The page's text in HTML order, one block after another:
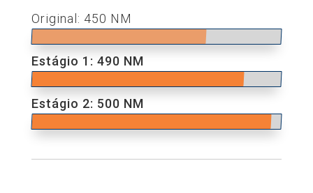
Original: 450 NM
Estágio 1: 490 NM
Estágio 2: 500 NM